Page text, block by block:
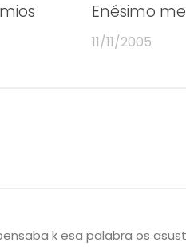
Enésimo
11/11/2005
k esa palabra os